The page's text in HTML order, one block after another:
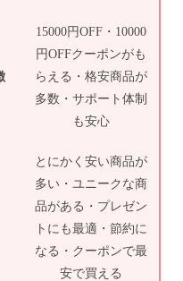
15000円OFF・10000
円OFFクーポンがも
らえる・格安商品が
多数・サポート体制
も安心
とにかく安い商品が
多い・ユニークな商
品がある・プレゼン
トにも最適・節約に
なる・クーポンで最
安で買える